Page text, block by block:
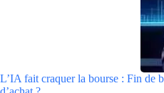
L’IA fait craquer la bourse : Fin de